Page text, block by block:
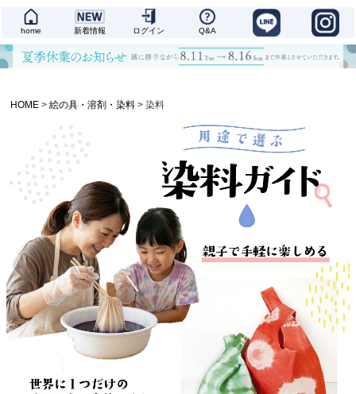
home 新着情報 ログイン Q&A
HOME 絵の具・溶剤・染料 染料